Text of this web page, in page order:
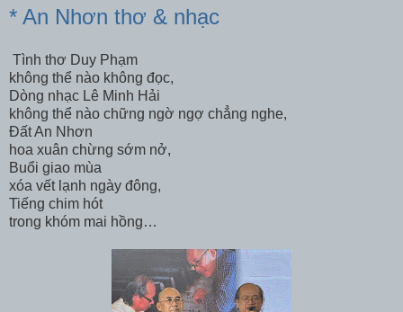
* An Nhơn thơ & nhạc
Tình thơ Duy Phạm
không thể nào không đọc,
Dòng nhạc Lê Minh Hải
không thể nào chững ngờ ngợ chẳng nghe,
Đất An Nhơn
hoa xuân chừng sớm nở,
Buổi giao mùa
xóa vết lạnh ngày đông,
Tiếng chim hót
trong khóm mai hồng…